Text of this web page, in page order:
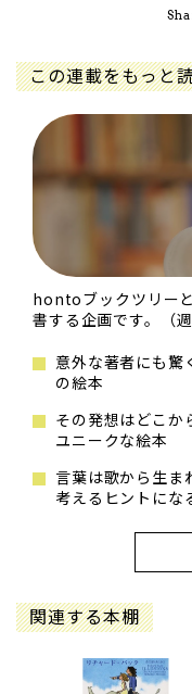
この連載をもっと
hontoブックツリー
書する企画です。（週
意外な著者にも
の絵本
その発想はどこ
ユニークな絵本
言葉は歌から生
考えるヒントにな
関連する本棚